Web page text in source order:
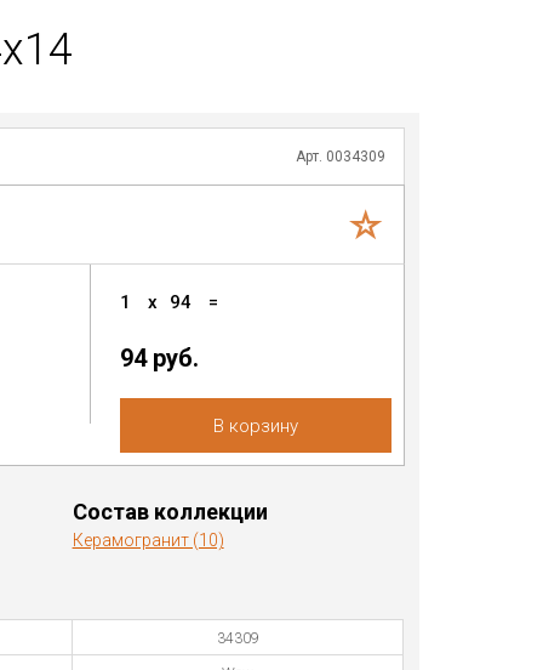
Арт. 0034309
1 x 94 =
94 руб.
В корзину
Состав коллекции
Керамогранит (10)
34309